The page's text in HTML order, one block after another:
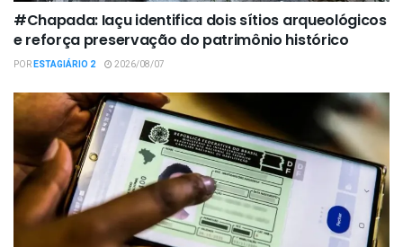
#Chapada: Iaçu identifica dois sítios arqueológicos
e reforça preservação do patrimônio histórico
PORESTAGIÁRIO 2 2026/08/07